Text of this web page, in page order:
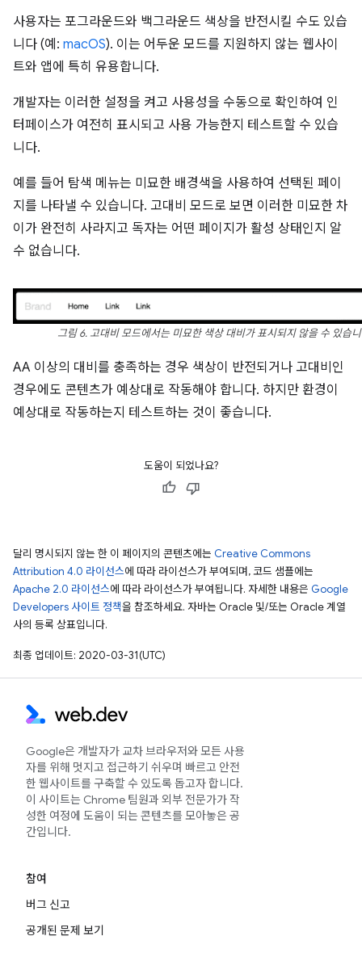
사용자는 포그라운드와 백그라운드 색상을 반전시킬 수도 있습
니다 (예: macOS). 이는 어두운 모드를 지원하지 않는 웹사이
트와 앱에 특히 유용합니다.
개발자는 이러한 설정을 켜고 사용성을 수동으로 확인하여 인
터페이스가 여전히 표시되고 사용 가능한지 테스트할 수 있습
니다.
예를 들어 탐색 메뉴는 미묘한 배경색을 사용하여 선택된 페이
지를 나타낼 수 있습니다. 고대비 모드로 보면 이러한 미묘한 차
이가 완전히 사라지고 독자는 어떤 페이지가 활성 상태인지 알
수 없습니다.
그림 6. 고대비 모드에서는 미묘한 색상 대비가 표시되지 않을 수 있습
AA 이상의 대비를 충족하는 경우 색상이 반전되거나 고대비인
경우에도 콘텐츠가 예상대로 작동해야 합니다. 하지만 환경이
예상대로 작동하는지 테스트하는 것이 좋습니다.
도움이 되었나요?
달리 명시되지 않는 한 이 페이지의 콘텐츠에는 Creative Commons
Attribution 4.0 라이선스에 따라 라이선스가 부여되며, 코드 샘플에는
Apache 2.0 라이선스에 따라 라이선스가 부여됩니다. 자세한 내용은 Google
Developers 사이트 정책을 참조하세요. 자바는 Oracle 및/또는 Oracle 계열
사의 등록 상표입니다.
최종 업데이트: 2020-03-31(UTC)
Google은 개발자가 교차 브라우저와 모든 사용
자를 위해 멋지고 접근하기 쉬우며 빠르고 안전
한 웹사이트를 구축할 수 있도록 돕고자 합니다.
이 사이트는 Chrome 팀원과 외부 전문가가 작
성한 여정에 도움이 되는 콘텐츠를 모아놓은 공
간입니다.
참여
버그 신고
공개된 문제 보기